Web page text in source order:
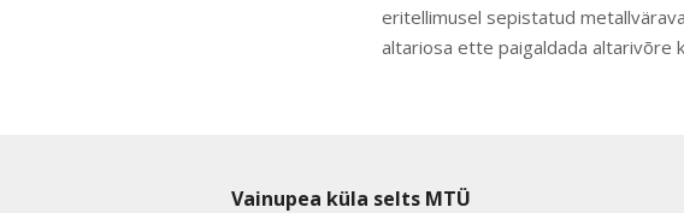
eritellimusel sepistatud
altariosa ette paigaldada altarivõre
Vainupea küla selts MTÜ